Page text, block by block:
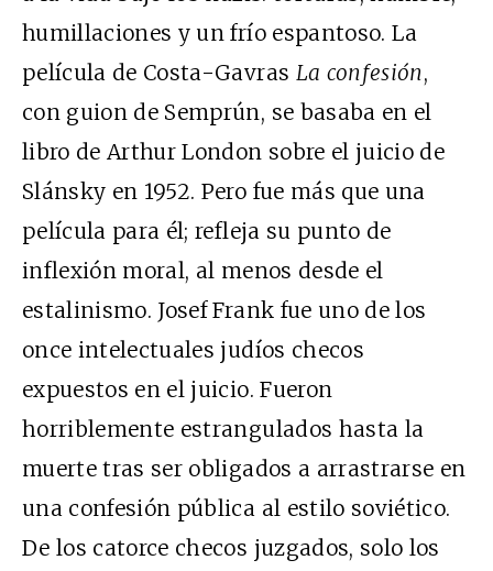
humillaciones y un frío espantoso. La
película de Costa-Gavras La confesión,
con guion de Semprún, se basaba en el
libro de Arthur London sobre el juicio de
Slánsky en 1952. Pero fue más que una
película para él; refleja su punto de
inflexión moral, al menos desde el
estalinismo. Josef Frank fue uno de los
once intelectuales judíos checos
expuestos en el juicio. Fueron
horriblemente estrangulados hasta la
muerte tras ser obligados a arrastrarse en
una confesión pública al estilo soviético.
De los catorce checos juzgados, solo los